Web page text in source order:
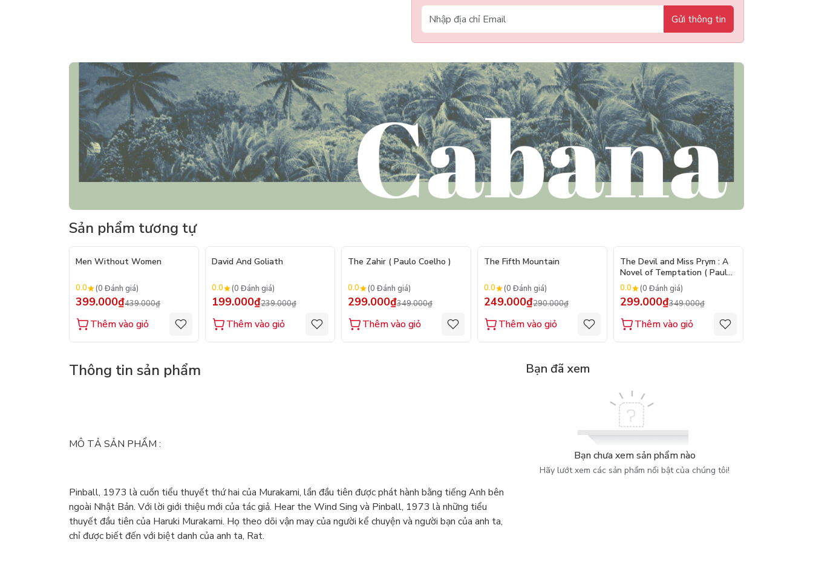
Gửi thông tin
Sản phẩm tương tự
Men Without Women
0.0 (0 Đánh giá)
399.000₫439.000₫
Thêm vào giỏ
David And Goliath
0.0 (0 Đánh giá)
199.000₫239.000₫
Thêm vào giỏ
- 14%
The Zahir ( Paulo Coelho )
0.0 (0 Đánh giá)
299.000₫349.000₫
Thêm vào giỏ
The Fifth Mountain
0.0 (0 Đánh giá)
249.000₫290.000₫
Thêm vào giỏ
- 14%
The Devil and Miss Prym : A
Novel of Temptation ( Paulo
Coelho )
0.0 (0 Đánh giá)
299.000₫349.000₫
Thêm vào giỏ
Thông tin sản phẩm
MÔ TẢ SẢN PHẨM :
Pinball, 1973 là cuốn tiểu thuyết thứ hai của Murakami, lần đầu tiên được phát hành bằng tiếng Anh bên
ngoài Nhật Bản. Với lời giới thiệu mới của tác giả. Hear the Wind Sing và Pinball, 1973 là những tiểu
thuyết đầu tiên của Haruki Murakami. Họ theo dõi vận may của người kể chuyện và người bạn của anh ta,
chỉ được biết đến với biệt danh của anh ta, Rat.
Bạn đã xem
Bạn chưa xem sản phẩm nào
Hãy lướt xem các sản phẩm nổi bật của chúng tôi!